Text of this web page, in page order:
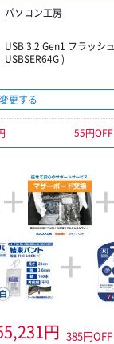
パソコン工房
USB 3.2 Gen1 フラッシ
USBSER64G )
更する
55円OFF
+
+
円 385円OFF